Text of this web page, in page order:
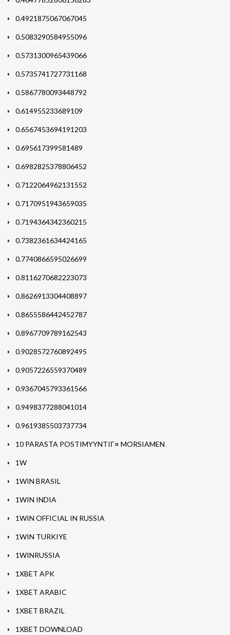
0.4921875067067045
0.5083290584955096
0.5731300965439066
0.5735741727731168
0.5867780093448792
0.614955233689109
0.6567453694191203
0.695617399581489
0.6982825378806452
0.7122064962131552
0.7170951943659035
0.7194364342360215
0.7382361634424165
0.7740866595026699
0.8116270682223073
0.8626913304408897
0.8655586442452787
0.8967709789162543
0.9028572760892495
0.9057226559370489
0.9367045793361566
0.9498377288041014
0.9619385503737734
10 PARASTA POSTIMYYNTIГ¤ MORSIAMEN
1W
1WIN BRASIL
1WIN INDIA
1WIN OFFICIAL IN RUSSIA
1WIN TURKIYE
1WINRUSSIA
1XBET APK
1XBET ARABIC
1XBET BRAZIL
1XBET DOWNLOAD